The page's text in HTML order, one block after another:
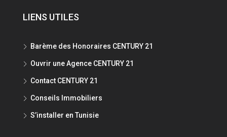
LIENS UTILES
Barème des Honoraires CENTURY 21
Ouvrir une Agence CENTURY 21
Contact CENTURY 21
Conseils Immobiliers
S’installer en Tunisie